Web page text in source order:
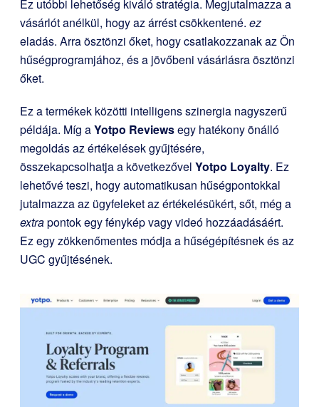
Ez utóbbi lehetőség kiváló stratégia. Megjutalmazza a
vásárlót anélkül, hogy az árrést csökkentené. ez
eladás. Arra ösztönzi őket, hogy csatlakozzanak az Ön
hűségprogramjához, és a jövőbeni vásárlásra ösztönzi
őket.
Ez a termékek közötti intelligens szinergia nagyszerű
példája. Míg aYotpo Reviewsegy hatékony önálló
megoldás az értékelések gyűjtésére,
összekapcsolhatja a következővel Yotpo Loyalty. Ez
lehetővé teszi, hogy automatikusan hűségpontokkal
jutalmazza az ügyfeleket az értékelésükért, sőt, még a
extrapontok egy fénykép vagy videó hozzáadásáért.
Ez egy zökkenőmentes módja a hűségépítésnek és az
UGC gyűjtésének.